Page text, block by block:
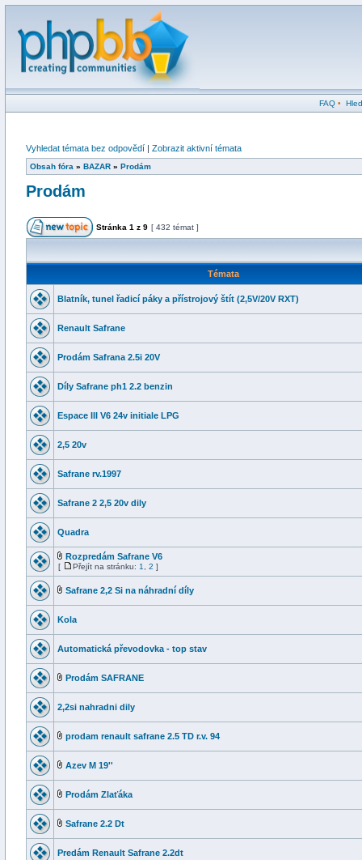
FAQ•
Vyhledat témata bez odpovědí | Zobrazit aktivní témata
Obsah fóra » BAZAR » Prodám
Prodám
Stránka 1 z 9 [ 432 témat ]
Témata
Blatník, tunel řadicí páky a přístrojový štít (2,5V/20V RXT)
Renault Safrane
Prodám Safrana 2.5i 20V
Díly Safrane ph1 2.2 benzin
Espace III V6 24v initiale LPG
2,5 20v
Safrane rv.1997
Safrane 2 2,5 20v dily
Quadra
Rozpredám Safrane V6
[ Přejít na stránku: 1 2 ]
Safrane 2,2 Si na náhradní díly
Kola
Automatická převodovka - top stav
Prodám SAFRANE
2,2si nahradni dily
prodam renault safrane 2.5 TD r.v. 94
Azev M 19''
Prodám Zlaťáka
Safrane 2.2 Dt
Predám Renault Safrane 2.2dt